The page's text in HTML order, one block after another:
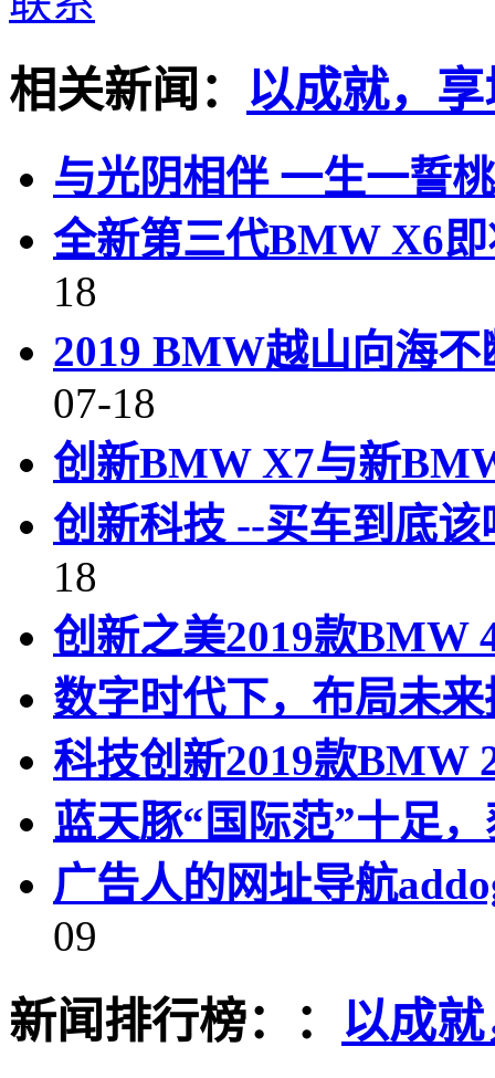
相关新闻： 以成就，
与光阴相伴 一生一誓
全新第三代BMW X6
18
2019 BMW越山向海
07-18
创新BMW X7与新
创新科技 --买车到底
18
创新之美2019款BMW
数字时代下，布局未
科技创新2019款BMW
蓝天豚“国际范”十足
广告人的网址导航
09
新闻排行榜：： 以成